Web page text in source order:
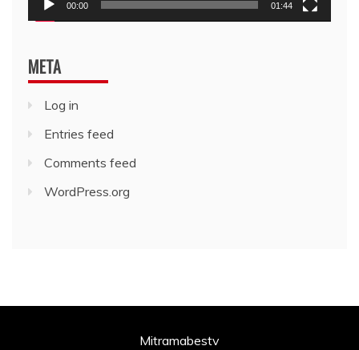
00:00 01:44
META
Log in
Entries feed
Comments feed
WordPress.org
Mitramabestv